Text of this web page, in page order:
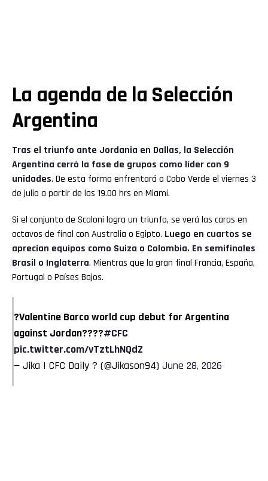
La agenda de la Selección
Argentina
Tras el triunfo ante Jordania en Dallas, la Selección
Argentina cerró la fase de grupos como líder con 9
unidades. De esta forma enfrentará a Cabo Verde el viernes 3
de julio a partir de las 19.00 hrs en Miami.
Si el conjunto de Scaloni logra un triunfo, se verá las caras en
octavos de final con Australia o Egipto. Luego en cuartos se
aprecian equipos como Suiza o Colombia. En semifinales
Brasil o Inglaterra. Mientras que la gran final Francia, España,
Portugal o Países Bajos.
?Valentine Barco world cup debut for Argentina
against Jordan????#CFC
pic.twitter.com/vTztLhNQdZ
— Jika | CFC Daily ? (@Jikason94) June 28, 2026